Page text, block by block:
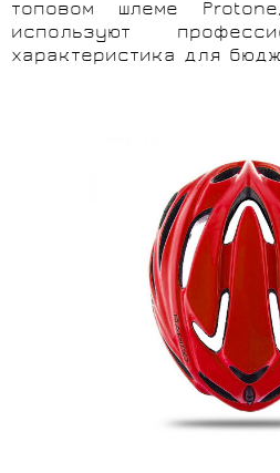
топовом шлеме
используют
характеристика для